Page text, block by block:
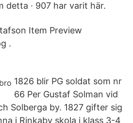
detta · 907 har varit här.
Item Preview
.
1826 blir PG soldat som nr
66 Per Gustaf Solman vid
Solberga by. 1827 gifter sig
i Rinkaby skola i klass 3-4